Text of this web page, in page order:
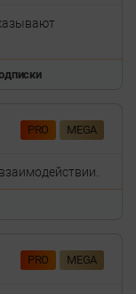
PRO MEGA
PRO MEGA